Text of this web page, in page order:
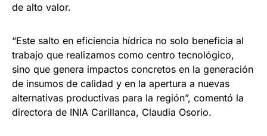
de alto valor.
“Este salto en eficiencia hídrica no solo beneficia al
trabajo que realizamos como centro tecnológico,
sino que genera impactos concretos en la generación
de insumos de calidad y en la apertura a nuevas
alternativas productivas para la región”, comentó la
directora de INIA Carillanca, Claudia Osorio.